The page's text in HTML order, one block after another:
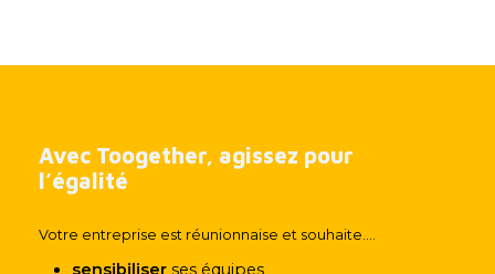
Avec Toogether, agissez pour
l’égalité
Votre entreprise est réunionnaise et souhaite....
sensibiliser ses équipes